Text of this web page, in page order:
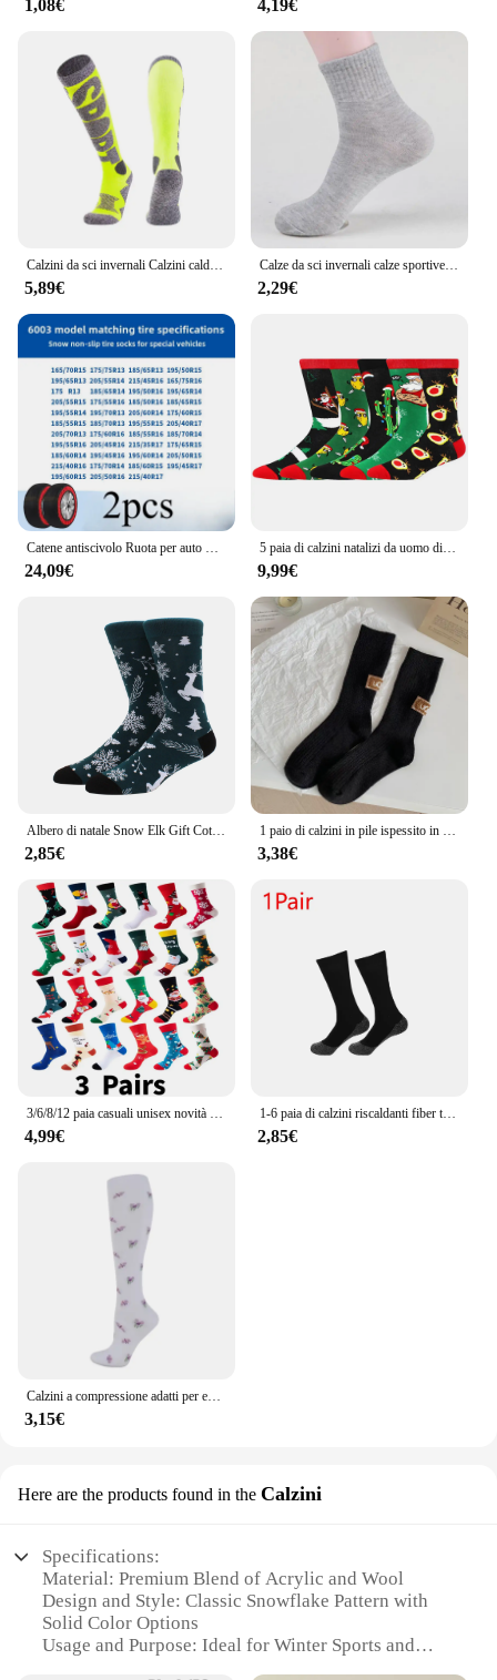
1,08€ 4,19€
Calzini da sci invernali Calzini caldi professionali per sport all'aria aperta Snowboard Escursionismo Arrampicata Calzini termici Calzini lunghi unisex
5,89€
Calze da sci invernali calze sportive termiche in lana calze calde da uomo Unisex calze da snowboard a pressione ridotta a forma di righe
2,29€
Catene antiscivolo Ruota per auto Catena per pneumatici di emergenza Calzini da neve Accessori per auto invernali per Mercedes Benz AMG Per BMW Per Volkswagen
24,09€
5 paia di calzini natalizi da uomo divertenti Natale Babbo Natale albero fiocco di neve alce neve cotone tubo medio felice calzino da uomo capodanno Sokken
9,99€
Albero di natale Snow Elk Gift Cotton Happy Men Socks nuovo 2024 autunno inverno natale donna calzini divertente capodanno babbo natale
2,85€
1 paio di calzini in pile ispessito in velluto caldo solido autunno inverno con logo ricamato calzini a metà polpaccio calzini casual in cotone per stivali da neve
3,38€
3/6/8/12 paia casuali unisex novità calzini natalizi divertenti calzini con fiocco di neve di Babbo Natale per regali di Natale per donne e uomini
4,99€
1-6 paia di calzini riscaldanti fiber traspiranti calze autoriscaldanti invernali calde calze a compressione calze da sci parti per sport invernali
2,85€
Calzini a compressione adatti per edema medico, diabete, vene varicose, calzini da esterno per uomo, donna, corsa, escursionismo, calzini sportivi
3,15€
Here are the products found in the Calzini
Specifications:
Material: Premium Blend of Acrylic and Wool
Design and Style: Classic Snowflake Pattern with
Solid Color Options
Usage and Purpose: Ideal for Winter Sports and